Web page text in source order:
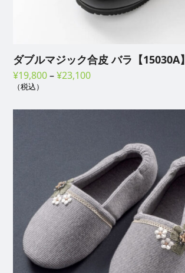
ダブルマジック合皮 バラ【15030A】
¥19,800 –¥23,100価
¥19,800
（税込）